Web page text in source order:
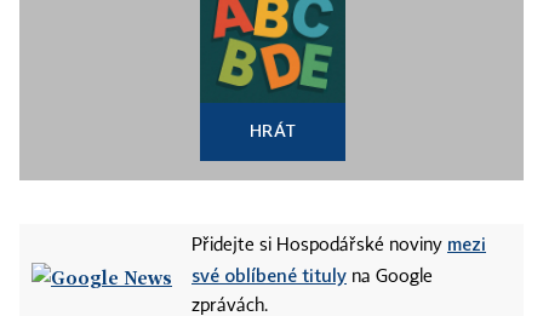
HRÁT
Přidejte si Hospodářské noviny mezi
své oblíbené tituly na Google
zprávách.